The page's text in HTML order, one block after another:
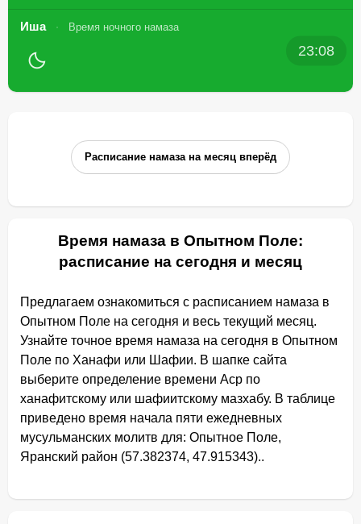
Иша Время ночного намаза
23:08
Расписание намаза на месяц вперёд
Время намаза в Опытном Поле:
расписание на сегодня и месяц
Предлагаем ознакомиться с расписанием намаза в
Опытном Поле на сегодня и весь текущий месяц.
Узнайте точное время намаза на сегодня в Опытном
Поле по Ханафи или Шафии. В шапке сайта
выберите определение времени Аср по
ханафитскому или шафиитскому мазхабу. В таблице
приведено время начала пяти ежедневных
мусульманских молитв для: Опытное Поле,
Яранский район (57.382374, 47.915343)..